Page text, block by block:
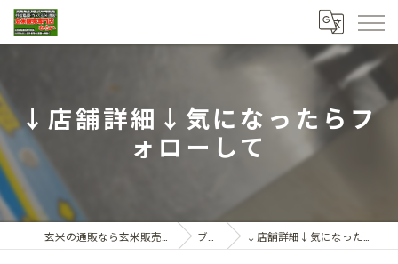
↓店舗詳細↓気になったらフ
ォローして
ブログ ↓店舗詳細↓気になったらフォローして